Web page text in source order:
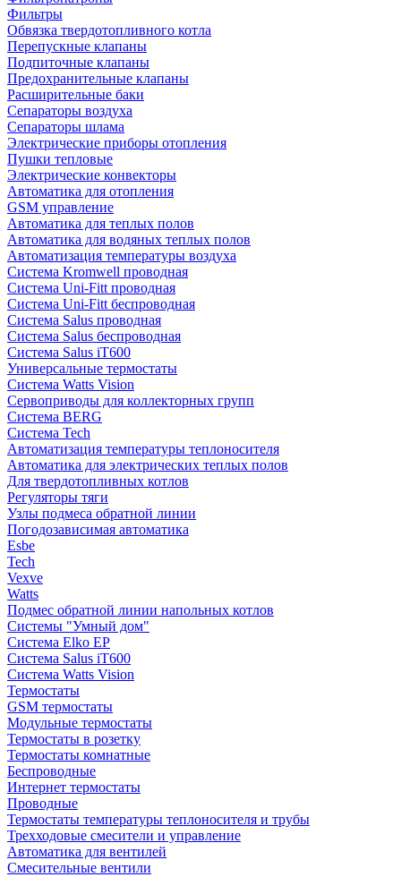
Фильтры
Обвязка твердотопливного котла
Перепускные клапаны
Подпиточные клапаны
Предохранительные клапаны
Расширительные баки
Сепараторы воздуха
Сепараторы шлама
Электрические приборы отопления
Пушки тепловые
Электрические конвекторы
Автоматика для отопления
GSM управление
Автоматика для теплых полов
Автоматика для водяных теплых полов
Автоматизация температуры воздуха
Система Kromwell проводная
Система Uni-Fitt проводная
Система Uni-Fitt беспроводная
Система Salus проводная
Система Salus беспроводная
Система Salus iT600
Универсальные термостаты
Система Watts Vision
Сервоприводы для коллекторных групп
Система BERG
Система Tech
Автоматизация температуры теплоносителя
Автоматика для электрических теплых полов
Для твердотопливных котлов
Регуляторы тяги
Узлы подмеса обратной линии
Погодозависимая автоматика
Esbe
Tech
Vexve
Watts
Подмес обратной линии напольных котлов
Системы "Умный дом"
Система Elko EP
Система Salus iT600
Система Watts Vision
Термостаты
GSM термостаты
Модульные термостаты
Термостаты в розетку
Термостаты комнатные
Беспроводные
Интернет термостаты
Проводные
Термостаты температуры теплоносителя и трубы
Трехходовые смесители и управление
Автоматика для вентилей
Смесительные вентили